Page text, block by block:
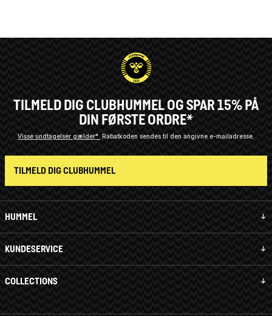
HUMMEL
KUNDESERVICE
COLLECTIONS
TILMELD DIG CLUBHUMMEL OG SPAR 15% PÅ
DIN FØRSTE ORDRE*
Visse undtagelser gælder* Rabatkoden sendes til den angivne e-mailadresse.
TILMELD DIG CLUBHUMMEL